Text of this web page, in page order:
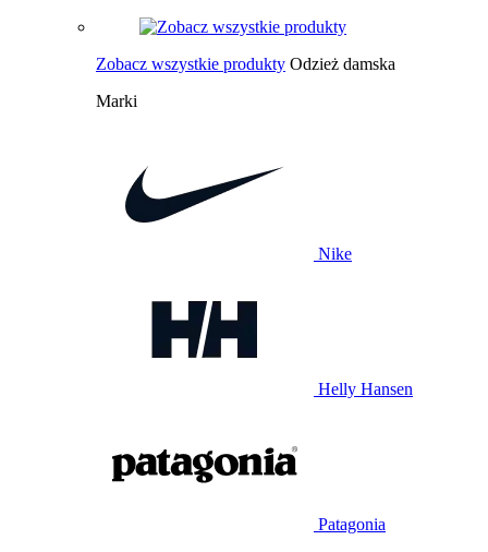
Zobacz wszystkie produkty Odzież damska
Marki
Nike
Helly Hansen
Patagonia